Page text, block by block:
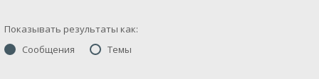
Показывать результаты как:
Сообщения
Темы